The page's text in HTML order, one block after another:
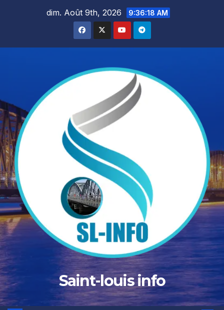
dim. Août 9th, 2026 9:36:19 AM
Saint-louis info